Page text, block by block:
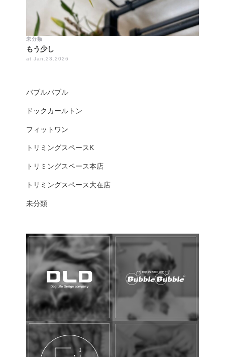
バブルバブル
ドックカールトン
フィットワン
トリミングスペースK
トリミングスペース本店
トリミングスペース大在店
未分類
未分類
もう少し
at Jan.23.2026